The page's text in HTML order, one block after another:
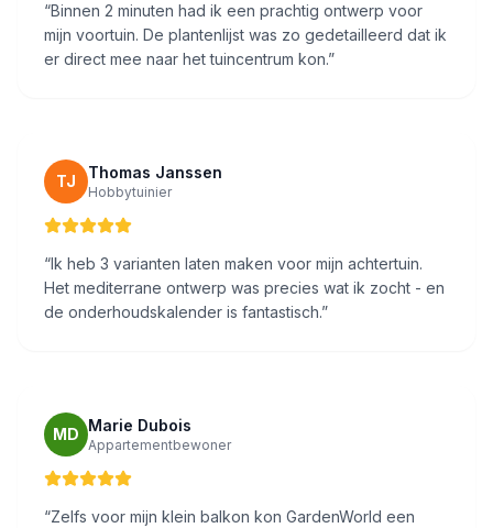
“Binnen 2 minuten had ik een prachtig ontwerp voor
mijn voortuin. De plantenlijst was zo gedetailleerd dat ik
er direct mee naar het tuincentrum kon.”
TJ Thomas Janssen
Hobbytuinier
“Ik heb 3 varianten laten maken voor mijn achtertuin.
Het mediterrane ontwerp was precies wat ik zocht - en
de onderhoudskalender is fantastisch.”
MD Marie Dubois
Appartementbewoner
“Zelfs voor mijn klein balkon kon GardenWorld een